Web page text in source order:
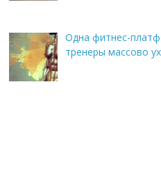
Одна фитнес-
тренеры массово